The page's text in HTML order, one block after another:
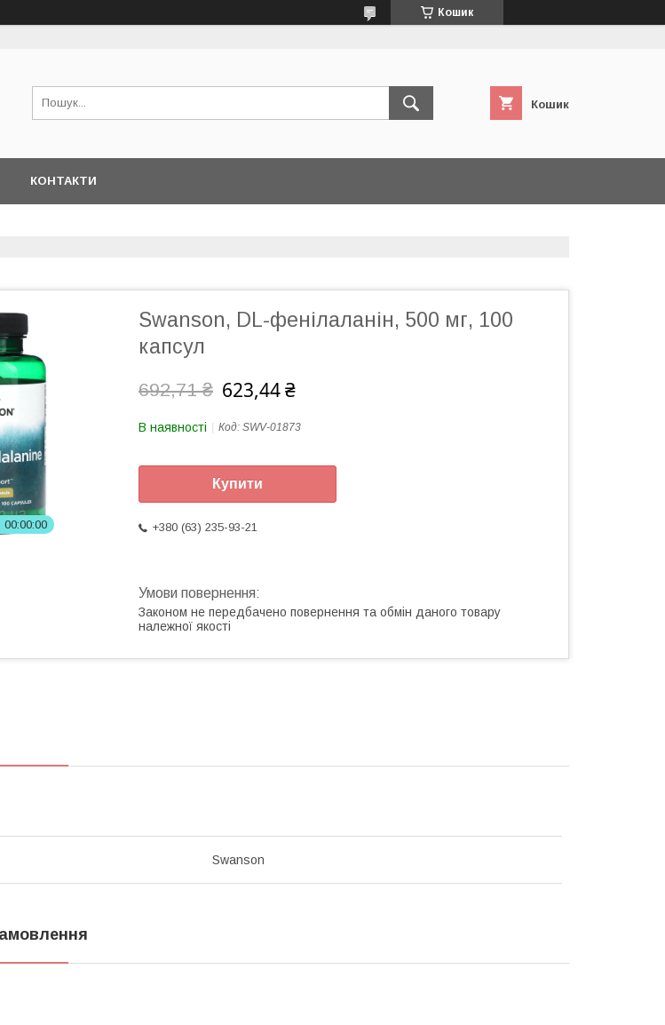
Кошик
Кошик
КОНТАКТИ
00 00 00
Swanson, DL-фенілаланін, 500 мг, 100
капсул
692,71 ₴ 623,44 ₴
В наявності Код: SWV-01873
Купити
+380 (63) 235-93-21
Законом не передбачено повернення та обмін даного товару
належної якості
Swanson